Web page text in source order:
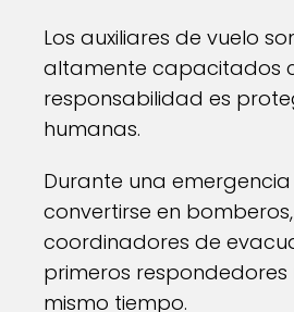
Los auxiliares de vuelo
altamente capacitados
responsabilidad es
humanas.
Durante una
convertirse en
coordinadores de
primeros respondedores
mismo tiempo.